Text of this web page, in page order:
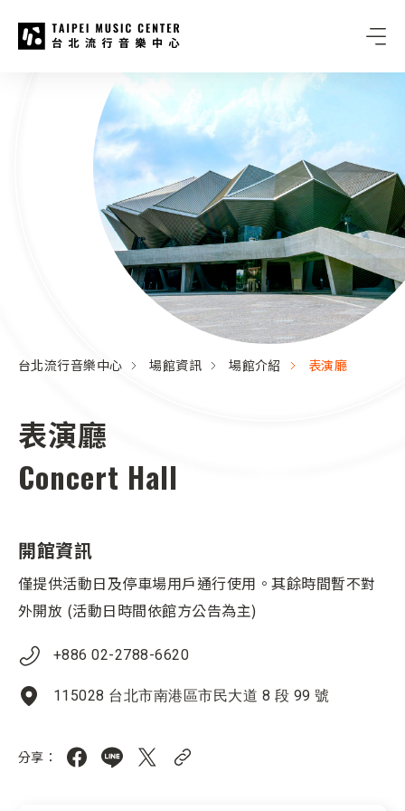
:::
台北流行音樂中心 場館資訊 場館介紹 表演廳
表演廳
Concert Hall
開館資訊
僅提供活動日及停車場用戶通行使用。其餘時間暫不對
外開放 (活動日時間依館方公告為主)
+886 02-2788-6620
115028 台北市南港區市民大道 8 段 99 號
分享：